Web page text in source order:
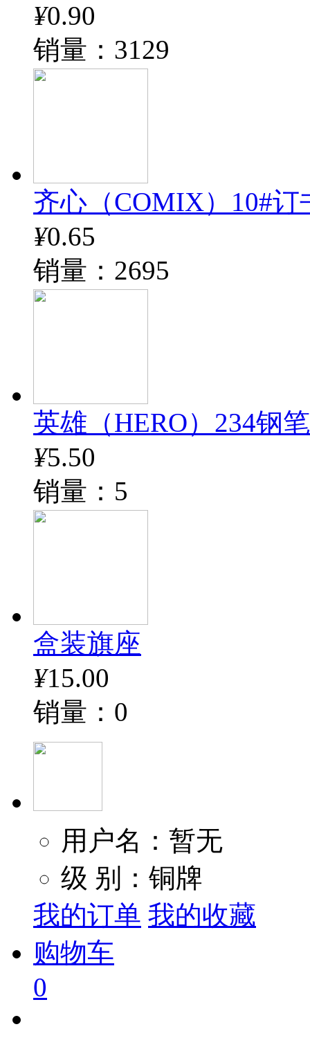
¥0.90
销量：3129
齐心（COMIX）10#订
¥0.65
销量：2695
英雄（HERO）234钢
¥5.50
销量：5
盒装旗座
¥15.00
销量：0
用户名：暂无
级 别：铜牌
我的订单 我的收藏
购物车
0